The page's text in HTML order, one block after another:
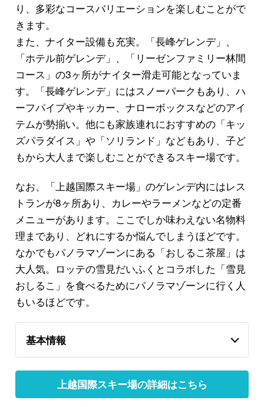
り、多彩なコースバリエーションを楽しむことがで
きます。
また、ナイター設備も充実。「長峰ゲレンデ」、
「ホテル前ゲレンデ」、「リーゼンファミリー林間
コース」の3ヶ所がナイター滑走可能となっていま
す。「長峰ゲレンデ」にはスノーパークもあり、ハ
ーフパイプやキッカー、ナローボックスなどのアイ
テムが勢揃い。他にも家族連れにおすすめの「キッ
ズパラダイス」や「ソリランド」などもあり、子ど
もから大人まで楽しむことができるスキー場です。
なお、「上越国際スキー場」のゲレンデ内にはレス
トランが8ヶ所あり、カレーやラーメンなどの定番
メニューがあります。ここでしか味わえない名物料
理まであり、どれにするか悩んでしまうほどです。
なかでもパノラマゾーンにある「おしるこ茶屋」は
大人気。ロッテの雪見だいふくとコラボした「雪見
おしるこ」を食べるためにパノラマゾーンに行く人
もいるほどです。
基本情報
上越国際スキー場の詳細はこちら